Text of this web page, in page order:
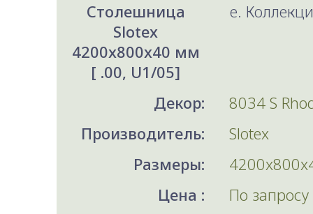
Столешница
Slotex
4200x800x40 мм
[ .00, U1/05]
e.
Декор:
8034 S
Производитель:
Slotex
Размеры:
Цена :
По запросу